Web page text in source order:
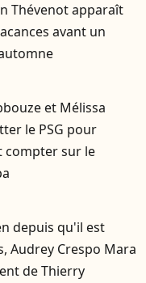
Thévenot apparaît
avant un
et Mélissa
le PSG pour
compter sur le
depuis qu'il est
Audrey Crespo Mara
de Thierry